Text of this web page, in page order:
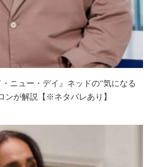
ニュー・デイ』ネッドの“気になる
ンが解説【※ネタバレあり】